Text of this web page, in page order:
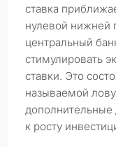
ставка
нулевой нижней
центральный
стимулировать
ставки. Это
называемой
к росту